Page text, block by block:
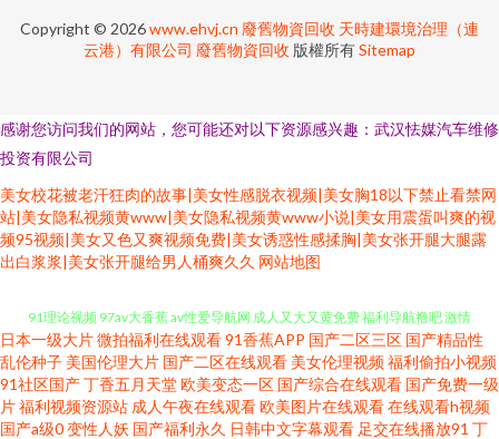
Copyright © 2026www.ehvj.cn 廢舊物資回收 天時建環境治理（連
云港）有限公司 廢舊物資回收 版權所有Sitemap
感谢您访问我们的网站，您可能还对以下资源感兴趣：武汉怯媒汽车维修
投资有限公司
美女校花被老汗狂肉的故事|美女性感脱衣视频|美女胸18以下禁止看禁网
站|美女隐私视频黄www|美女隐私视频黄www小说|美女用震蛋叫爽的视
频95视频|美女又色又爽视频免费|美女诱惑性感揉胸|美女张开腿大腿露
出白浆浆|美女张开腿给男人桶爽久久 网站地图
狠狠干综合 国产91网 香蕉影剧院 在线看黄 91大神探花在线 91精品视频网站
四射影院 欧美的精品的视频 婷婷五月天成人 91免费在线播放 99热久草精品
www欧色 九一传媒 人人操人乐人 日本黄色片 人人妻人人干 天堂尤物在线视
日本一级大片微拍福利在线观看91香蕉APP 国产二区三区 国产精品性
乱伦种子 美国伦理大片 国产二区在线观看 美女伦理视频福利偷拍小视频
91社区国产丁香五月天堂欧美变态一区 国产综合在线观看 国产免费一级
片福利视频资源站 成人午夜在线观看欧美图片在线观看在线观看h视频
国产a级0变性人妖 国产福利永久 日韩中文字幕观看 足交在线播放91 丁